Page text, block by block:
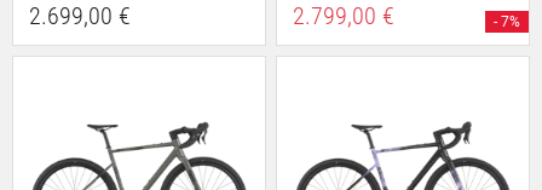
2.699,00 € 2.799,00 € - 7%